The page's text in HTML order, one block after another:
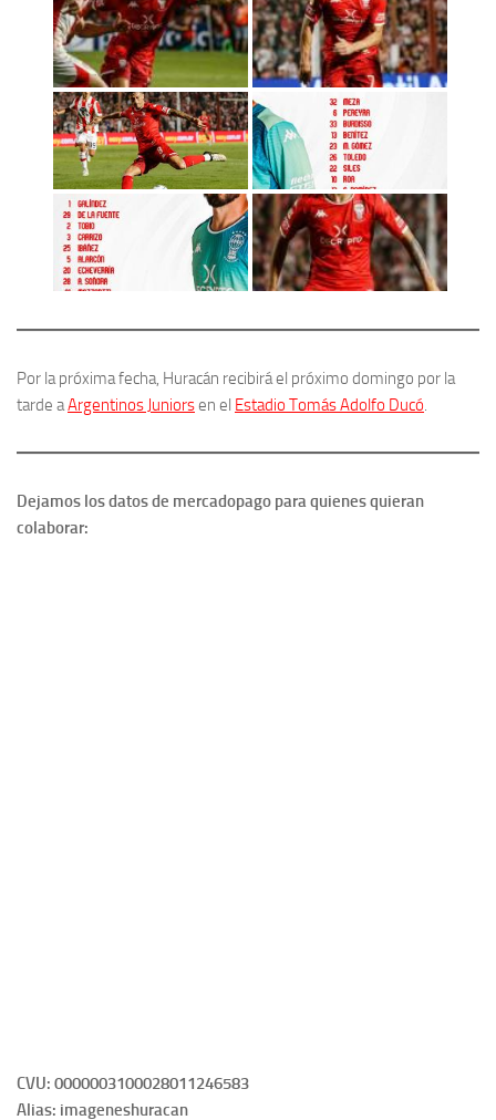
Por la próxima fecha, Huracán recibirá el próximo domingo por la
tarde aArgentinos Juniorsen el Estadio Tomás Adolfo Ducó.
Dejamos los datos de mercadopago para quienes quieran
colaborar:
CVU: 0000003100028011246583
Alias: imageneshuracan